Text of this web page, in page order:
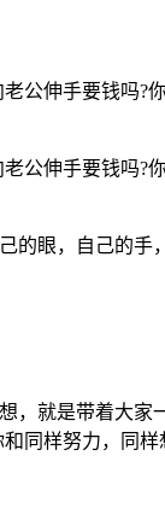
公伸手要钱吗?
公伸手要钱吗?
的眼，自己的
就是带着大家
同样努力，同